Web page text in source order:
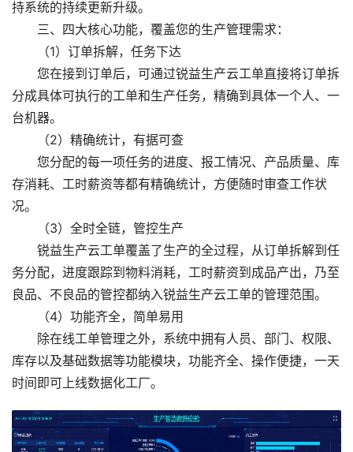
持系统的持续更新升级。
三、四大核心功能，覆盖您的生产管理需求：
（1）订单拆解，任务下达
您在接到订单后，可通过锐益生产云工单直接将订单拆
分成具体可执行的工单和生产任务，精确到具体一个人、一
台机器。
（2）精确统计，有据可查
您分配的每一项任务的进度、报工情况、产品质量、库
存消耗、工时薪资等都有精确统计，方便随时审查工作状
况。
（3）全时全链，管控生产
锐益生产云工单覆盖了生产的全过程，从订单拆解到任
务分配，进度跟踪到物料消耗，工时薪资到成品产出，乃至
良品、不良品的管控都纳入锐益生产云工单的管理范围。
（4）功能齐全，简单易用
除在线工单管理之外，系统中拥有人员、部门、权限、
库存以及基础数据等功能模块，功能齐全、操作便捷，一天
时间即可上线数据化工厂。